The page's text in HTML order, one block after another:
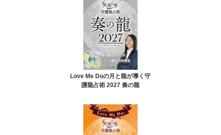
Love Me Doの月と龍が導く守
護龍占術 2027 奏の龍